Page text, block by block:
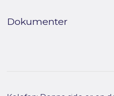
Dokumenter